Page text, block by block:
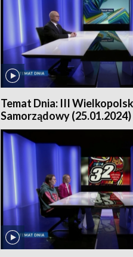
Temat Dnia: III
Samorządowy (25.01.2024)